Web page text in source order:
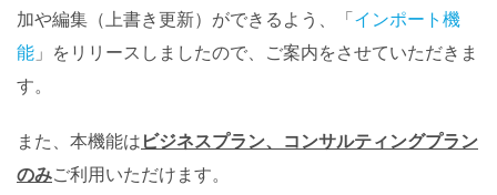
加や編集（上書き更新）ができるよう、「インポート機
能 」をリリースしましたので、ご案内をさせていただきま
す。
また、本機能はビジネスプラン、コンサルティングプラン
のみご利用いただけます。